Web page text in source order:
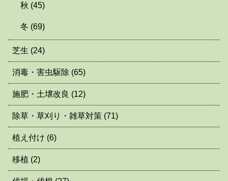
秋 (45)
冬 (69)
芝生 (24)
消毒・害虫駆除 (65)
施肥・土壌改良 (12)
除草・草刈り・雑草対策 (71)
植え付け (6)
移植 (2)